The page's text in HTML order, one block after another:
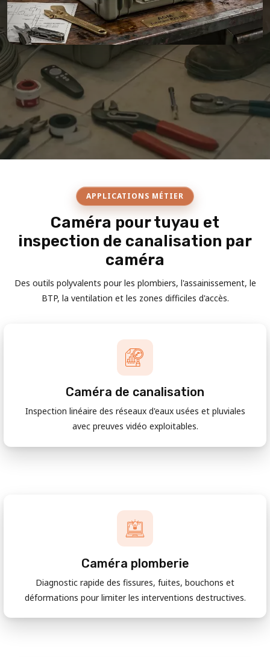
APPLICATIONS MÉTIER
Caméra pour tuyau et
inspection de canalisation par
caméra
Des outils polyvalents pour les plombiers, l'assainissement, le
BTP, la ventilation et les zones difficiles d'accès.
Caméra de canalisation
Inspection linéaire des réseaux d'eaux usées et pluviales
avec preuves vidéo exploitables.
Caméra plomberie
Diagnostic rapide des fissures, fuites, bouchons et
déformations pour limiter les interventions destructives.